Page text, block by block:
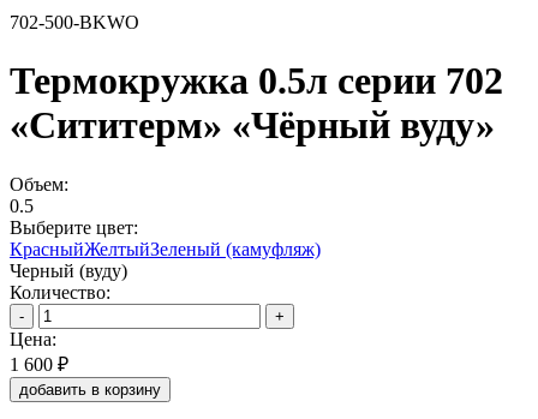
702-500-BKWO
Термокружка 0.5л серии 702
«Сититерм» «Чёрный вуду»
Объем:
0.5
Выберите цвет:
КрасныйЖелтыйЗеленый (камуфляж)
Черный (вуду)
Количество:
- +
Цена:
1 600 ₽
добавить в корзину